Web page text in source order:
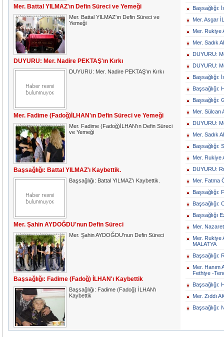
Mer. Battal YILMAZ'ın Defin Süreci ve Yemeği
Mer. Battal YILMAZ'ın Defin Süreci ve
Yemeği
DUYURU: Mer. Nadire PEKTAŞ'ın Kırkı
DUYURU: Mer. Nadire PEKTAŞ'ın Kırkı
Mer. Fadime (Fadoğ)İLHAN'ın Defin Süreci ve Yemeği
Mer. Fadime (Fadoğ)İLHAN'ın Defin Süreci
ve Yemeği
Başsağlığı: Battal YILMAZ'ı Kaybettik.
Başsağlığı: Battal YILMAZ'ı Kaybettik.
Mer. Şahin AYDOĞDU'nun Defin Süreci
Mer. Şahin AYDOĞDU'nun Defin Süreci
Başsağlığı: Fadime (Fadoğ) İLHAN'ı Kaybettik
Başsağlığı: Fadime (Fadoğ) İLHAN'ı
Kaybettik
Başsağlığı:
Mer. Asgar
Mer. Rukiye
Mer. Sadık
DUYURU:
DUYURU:
Başsağlığı:
Başsağlığı:
Başsağlığı:
Mer. Sülcan
DUYURU:
Mer. Sadık
Başsağlığı:
Mer. Rukiye
DUYURU:
Mer. Fatma
Başsağlığı:
Başsağlığı:
Başsağlığı
Mer.
Mer. Rukiye
MALATYA
Başsağlığı:
Mer. Hanım
Fethiye -
Başsağlığı:
Mer. Zıddı
Başsağlığı: